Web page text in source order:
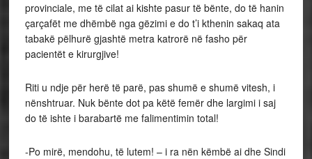
provinciale, me të cilat ai kishte pasur të bënte, do të hanin
çarçafët me dhëmbë nga gëzimi e do t’i kthenin sakaq ata
tabakë pëlhurë gjashtë metra katrorë në fasho për
pacientët e kirurgjive!
Riti u ndje për herë të parë, pas shumë e shumë vitesh, i
nënshtruar. Nuk bënte dot pa këtë femër dhe largimi i saj
do të ishte i barabartë me falimentimin total!
-Po mirë, mendohu, të lutem! – i ra nën këmbë ai dhe Sindi